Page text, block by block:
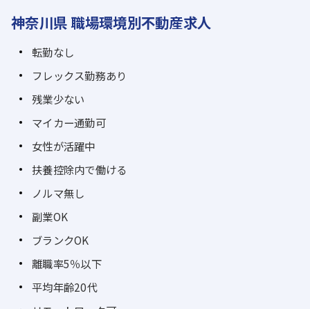
神奈川県 職場環境別不動産求人
転勤なし
フレックス勤務あり
残業少ない
マイカー通勤可
女性が活躍中
扶養控除内で働ける
ノルマ無し
副業OK
ブランクOK
離職率5％以下
平均年齢20代